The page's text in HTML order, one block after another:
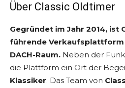
Über Classic Oldtimer
Gegründet im Jahr 2014, ist
führende
DACH-Raum. Neben der
die Plattform ein Ort der
Klassiker. Das Team von